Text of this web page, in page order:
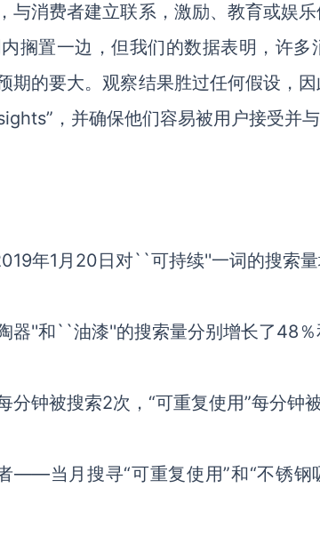
与消费者建立联系，激励、教育或娱
搁置一边，但我们的数据表明，许
期的要大。观察结果胜过任何假设，
，并确保他们容易被用户接受并
年1月20日对``可持续''一词的搜索
器''和``油漆''的搜索量分别增长了48％
分钟被搜索2次，“可重复使用”每分钟
——当月搜寻“可重复使用”和“不锈钢